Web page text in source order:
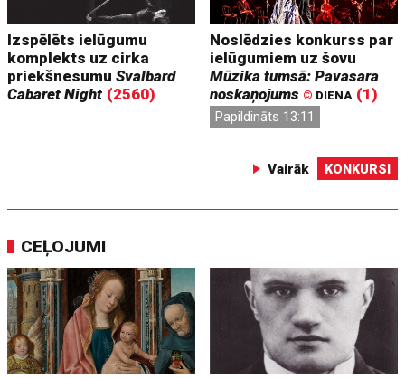
Izspēlēts ielūgumu
komplekts uz cirka
priekšnesumuSvalbard
Cabaret Night (2560)
Noslēdzies konkurss par
ielūgumiem uz šovu
Mūzika tumsā: Pavasara
noskaņojums © DIENA (1)
Papildināts 13:11
Vairāk KONKURSI
CEĻOJUMI